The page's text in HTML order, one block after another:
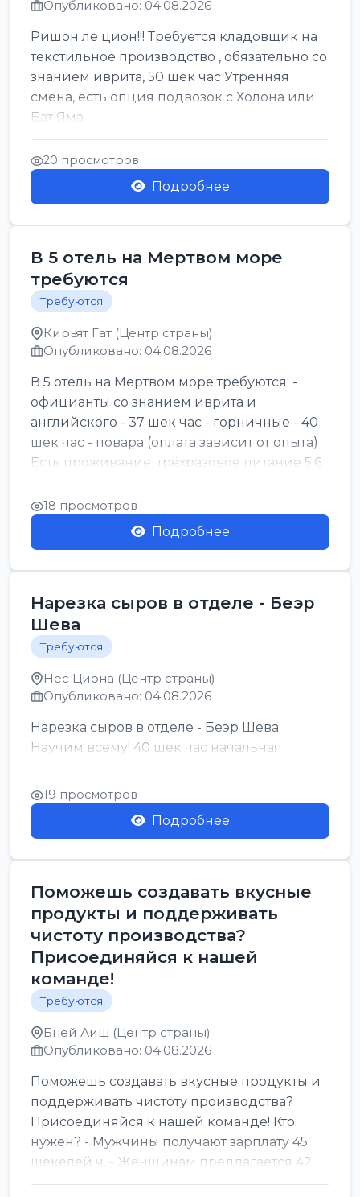
Опубликовано: 04.08.2026
Ришон ле цион!!! Требуется кладовщик на
текстильное производство , обязательно со
знанием иврита, 50 шек час Утренняя
смена, есть опция подвозок с Холона или
Бат Яма
20 просмотров
Подробнее
В 5 отель на Мертвом море
требуются
Требуются
Кирьят Гат (Центр страны)
Опубликовано: 04.08.2026
В 5 отель на Мертвом море требуются: -
официанты со знанием иврита и
английского - 37 шек час - горничные - 40
шек час - повара (оплата зависит от опыта)
Есть проживание, трёхразовое питание 5.6
шек в...
18 просмотров
Подробнее
Нарезка сыров в отделе - Беэр
Шева
Требуются
Нес Циона (Центр страны)
Опубликовано: 04.08.2026
Нарезка сыров в отделе - Беэр Шева
Научим всему! 40 шек час начальная
19 просмотров
Подробнее
Поможешь создавать вкусные
продукты и поддерживать
чистоту производства?
Присоединяйся к нашей
команде!
Требуются
Бней Аиш (Центр страны)
Опубликовано: 04.08.2026
Поможешь создавать вкусные продукты и
поддерживать чистоту производства?
Присоединяйся к нашей команде! Кто
нужен? - Мужчины получают зарплату 45
шекелей ч. - Женщинам предлагается 42
шекеля ч. График...